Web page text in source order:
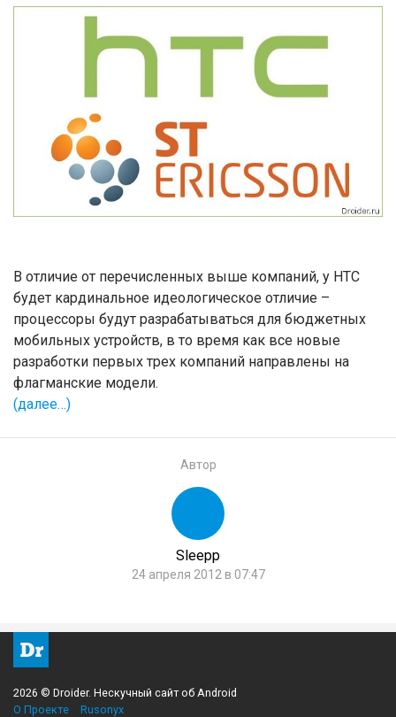
В отличие от перечисленных выше компаний, у HTC
будет кардинальное идеологическое отличие –
процессоры будут разрабатываться для бюджетных
мобильных устройств, в то время как все новые
разработки первых трех компаний направлены на
флагманские модели.
(далее…)
Автор
Sleepp
24 апреля 2012 в 07:47
2026 © Droider. Нескучный сайт об Android
О Проекте
Rusonyx